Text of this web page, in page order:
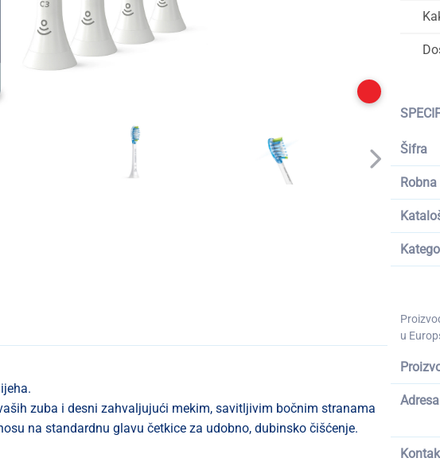
Šifra
u
zuba i desni zahvaljujući mekim, savitljivim bočnim stranama
na standardnu glavu četkice za udobno, dubinsko čišćenje.